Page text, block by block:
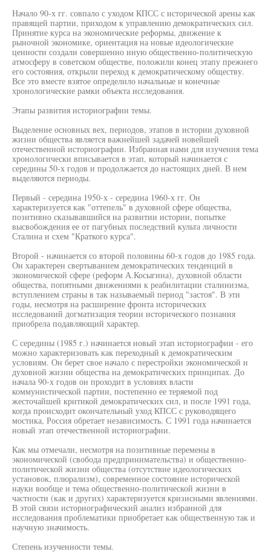
Начало 90-х гг. совпало с уходом КПСС с исторической арены как
правящей партии, приходом к управлению демократических сил.
Принятие курса на экономические реформы, движение к
рыночной экономике, ориентация на новые идеологические
ценности создали совершенно иную общественно-политическую
атмосферу в советском обществе, положили конец этапу прежнего
его состояния, открыли переход к демократическому обществу.
Все это вместе взятое определило начальные и конечные
хронологические рамки объекта исследования.
Этапы развития историографии темы.
Выделение основных вех, периодов, этапов в истории духовной
жизни общества является важнейшей задачей новейшей
отечественной историографии. Избранная нами для изучения тема
хронологически вписывается в этап, который начинается с
середины 50-х годов и продолжается до настоящих дней. В нем
выделяются периоды.
Первый - середина 1950-х - середина 1960-х гг. Он
характеризуется как "оттепель" в духовной сфере общества,
позитивно сказывавшийся на развитии истории, попытке
высвобождения ее от пагубных последствий культа личности
Сталина и схем "Краткого курса".
Второй - начинается со второй половины 60-х годов до 1985 года.
Он характерен свертыванием демократических тенденций в
экономической сфере (реформ А.Косыгина), духовной области
общества, попятными движениями к реабилитации сталинизма,
вступлением страны в так называемый период "застоя". В эти
годы, несмотря на расширение фронта исторических
исследований догматизация теории исторического познания
приобрела подавляющий характер.
С середины (1985 г.) начинается новый этап историографии - его
можно характеризовать как переходный к демократическим
условиям. Он берет свое начало с перестройки экономической и
духовной жизни общества на демократических принципах. До
начала 90-х годов он проходит в условиях власти
коммунистической партии, постепенно ее теряемой под
жесточайшей критикой демократических сил, и после 1991 года,
когда происходит окончательный уход КПСС с руководящего
мостика, Россия обретает независимость. С 1991 года начинается
новый этап отечественной историографии.
Как мы отмечали, несмотря на позитивные перемены в
экономической (свобода предпринимательства) и общественно-
политической жизни общества (отсутствие идеологических
установок, плюрализм), современное состояние исторической
науки вообще и тема общественно-политической жизни в
частности (как и других) характеризуется кризисными явлениями.
В этой связи историографический анализ избранной для
исследования проблематики приобретает как общественную так и
научную значимость.
Степень изученности темы.